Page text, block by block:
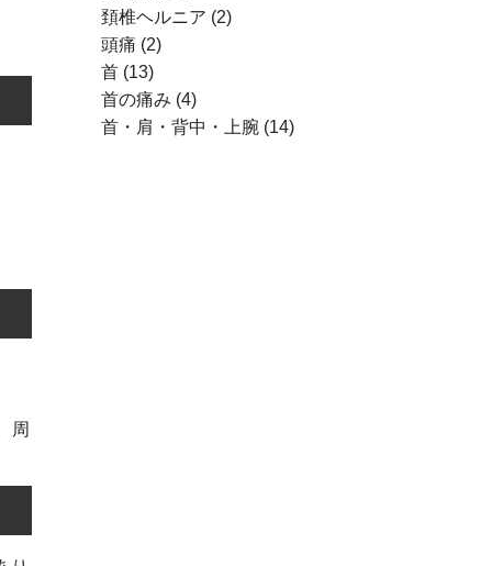
周
頚椎ヘルニア (2)
頭痛 (2)
首(13)
首の痛み (4)
首・肩・背中・上腕(14)